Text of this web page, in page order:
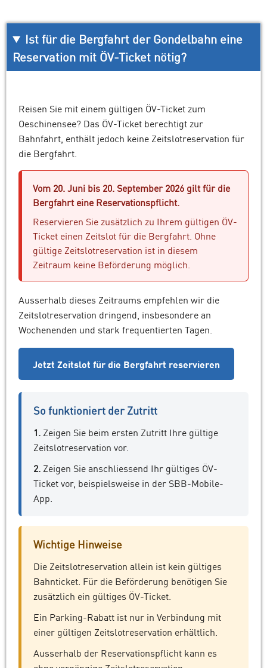
Ist für die Bergfahrt der Gondelbahn eine
Reservation mit ÖV-Ticket nötig?
Reisen Sie mit einem gültigen ÖV-Ticket zum
Oeschinensee? Das ÖV-Ticket berechtigt zur
Bahnfahrt, enthält jedoch keine Zeitslotreservation für
die Bergfahrt.
Vom 20. Juni bis 20. September 2026 gilt für die
Bergfahrt eine Reservationspflicht.
Reservieren Sie zusätzlich zu Ihrem gültigen ÖV-
Ticket einen Zeitslot für die Bergfahrt. Ohne
gültige Zeitslotreservation ist in diesem
Zeitraum keine Beförderung möglich.
Ausserhalb dieses Zeitraums empfehlen wir die
Zeitslotreservation dringend, insbesondere an
Wochenenden und stark frequentierten Tagen.
Jetzt Zeitslot für die Bergfahrt reservieren
So funktioniert der Zutritt
1. Zeigen Sie beim ersten Zutritt Ihre gültige
Zeitslotreservation vor.
2. Zeigen Sie anschliessend Ihr gültiges ÖV-
Ticket vor, beispielsweise in der SBB-Mobile-
App.
Wichtige Hinweise
Die Zeitslotreservation allein ist kein gültiges
Bahnticket. Für die Beförderung benötigen Sie
zusätzlich ein gültiges ÖV-Ticket.
Ein Parking-Rabatt ist nur in Verbindung mit
einer gültigen Zeitslotreservation erhältlich.
Ausserhalb der Reservationspflicht kann es